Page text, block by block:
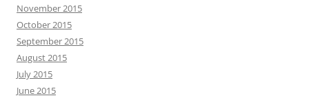
November 2015
October 2015
September 2015
August 2015
July 2015
June 2015